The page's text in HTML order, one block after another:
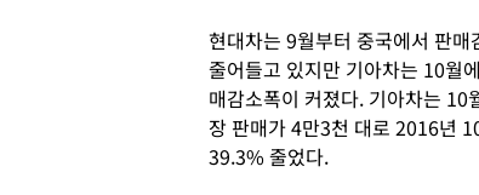
현대차는 9월부터 중국에서 판매
줄어들고 있지만 기아차는 10월
매감소폭이 커졌다. 기아차는 10
장 판매가 4만3천 대로 2016년
39.3% 줄었다.